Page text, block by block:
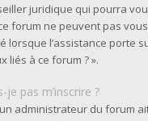
juridique qui pourra
forum ne peuvent pas
lorsque l’assistance porte
liés à ce forum ? ».
je pas m’inscrire ?
administrateur du forum